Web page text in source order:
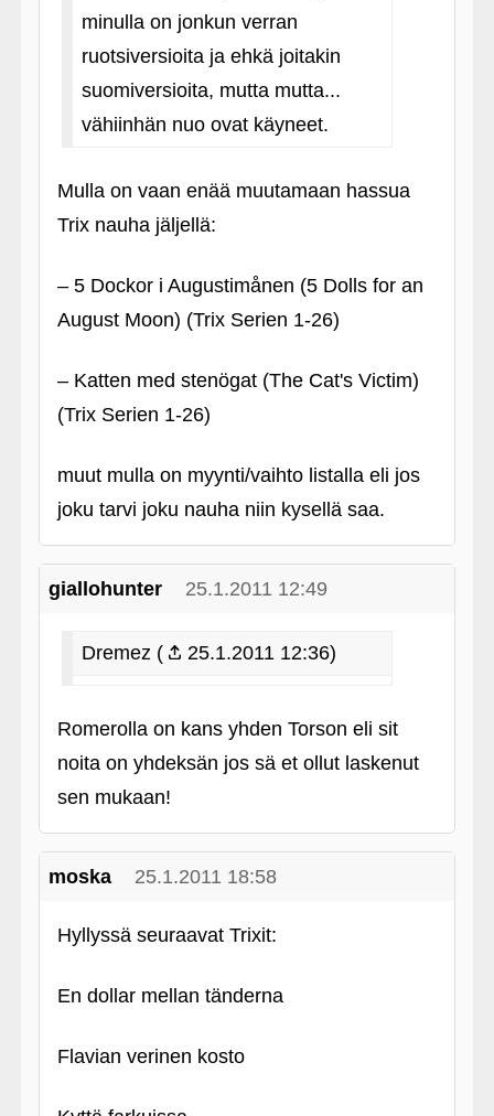
minulla on jonkun verran
ruotsiversioita ja ehkä joitakin
suomiversioita, mutta mutta...
vähiinhän nuo ovat käyneet.
Mulla on vaan enää muutamaan hassua
Trix nauha jäljellä:
– 5 Dockor i Augustimånen (5 Dolls for an
August Moon) (Trix Serien 1-26)
– Katten med stenögat (The Cat's Victim)
(Trix Serien 1-26)
muut mulla on myynti/vaihto listalla eli jos
joku tarvi joku nauha niin kysellä saa.
giallohunter 25.1.2011 12:49
Dremez ( 25.1.2011 12:36)
Romerolla on kans yhden Torson eli sit
noita on yhdeksän jos sä et ollut laskenut
sen mukaan!
moska 25.1.2011 18:58
Hyllyssä seuraavat Trixit:
En dollar mellan tänderna
Flavian verinen kosto